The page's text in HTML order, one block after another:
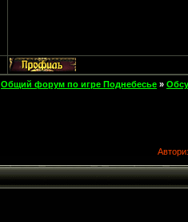
Общий форум по игре Поднебесье »